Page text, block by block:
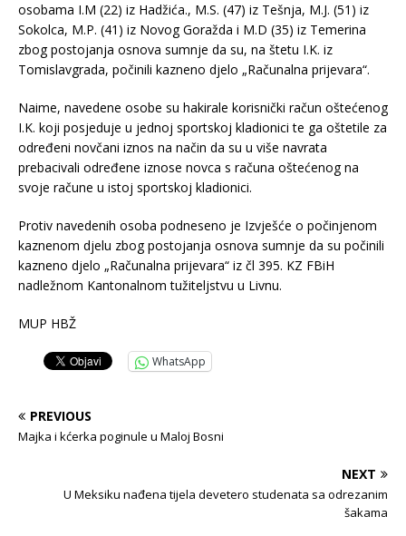
osobama I.M (22) iz Hadžića., M.S. (47) iz Tešnja, M.J. (51) iz
Sokolca, M.P. (41) iz Novog Goražda i M.D (35) iz Temerina
zbog postojanja osnova sumnje da su, na štetu I.K. iz
Tomislavgrada, počinili kazneno djelo „Računalna prijevara“.
Naime, navedene osobe su hakirale korisnički račun oštećenog
I.K. koji posjeduje u jednoj sportskoj kladionici te ga oštetile za
određeni novčani iznos na način da su u više navrata
prebacivali određene iznose novca s računa oštećenog na
svoje račune u istoj sportskoj kladionici.
Protiv navedenih osoba podneseno je Izvješće o počinjenom
kaznenom djelu zbog postojanja osnova sumnje da su počinili
kazneno djelo „Računalna prijevara“ iz čl 395. KZ FBiH
nadležnom Kantonalnom tužiteljstvu u Livnu.
MUP HBŽ
WhatsApp
PREVIOUS
Majka i kćerka poginule u Maloj Bosni
NEXT
U Meksiku nađena tijela devetero studenata sa odrezanim
šakama